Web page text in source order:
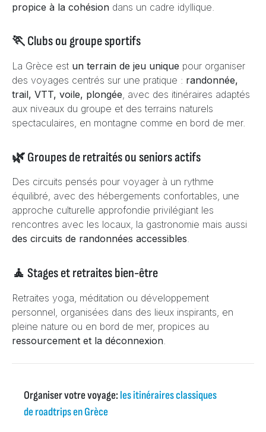
propice à la cohésion dans un cadre idyllique.
🏃 Clubs ou groupe sportifs
La Grèce est un terrain de jeu unique pour organiser
des voyages centrés sur une pratique : randonnée,
trail, VTT, voile, plongée, avec des itinéraires adaptés
aux niveaux du groupe et des terrains naturels
spectaculaires, en montagne comme en bord de mer.
🌿 Groupes de retraités ou seniors actifs
Des circuits pensés pour voyager à un rythme
équilibré, avec des hébergements confortables, une
approche culturelle approfondie privilégiant les
rencontres avec les locaux, la gastronomie mais aussi
des circuits de randonnées accessibles.
🧘 Stages et retraites bien-être
Retraites yoga, méditation ou développement
personnel, organisées dans des lieux inspirants, en
pleine nature ou en bord de mer, propices au
ressourcement et la déconnexion
Organiser votre voyage: les itinéraires classiques
de roadtrips en Grèce